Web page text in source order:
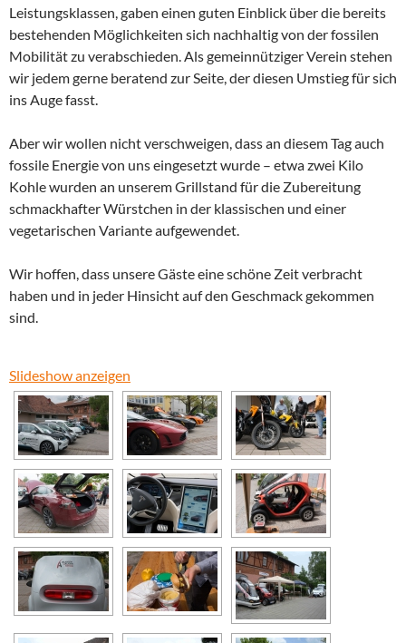
Leistungsklassen, gaben einen guten Einblick über die bereits
bestehenden Möglichkeiten sich nachhaltig von der fossilen
Mobilität zu verabschieden. Als gemeinnütziger Verein stehen
wir jedem gerne beratend zur Seite, der diesen Umstieg für sich
ins Auge fasst.
Aber wir wollen nicht verschweigen, dass an diesem Tag auch
fossile Energie von uns eingesetzt wurde – etwa zwei Kilo
Kohle wurden an unserem Grillstand für die Zubereitung
schmackhafter Würstchen in der klassischen und einer
vegetarischen Variante aufgewendet.
Wir hoffen, dass unsere Gäste eine schöne Zeit verbracht
haben und in jeder Hinsicht auf den Geschmack gekommen
sind.
Slideshow anzeigen